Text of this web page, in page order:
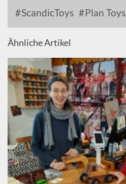
ScandicToys Plan Toys
Ähnliche Artikel